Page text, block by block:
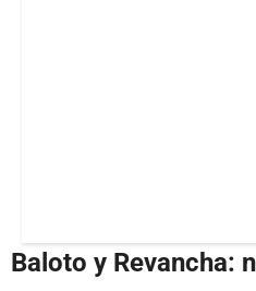
Baloto y Revancha: